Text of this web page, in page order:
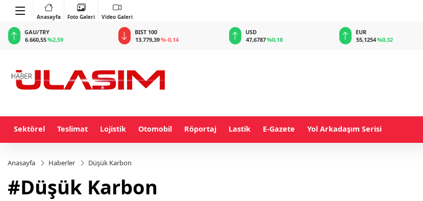
Anasayfa Foto Galeri Video Galeri
GAU/TRY
6.660,55%2,59
BIST 100
13.779,39%-0,14
USD
47,6787%0,18
EUR
55,1254%0,32
Sektörel Teslimat Lojistik Otomobil Röportaj Lastik E-Gazete Yol Arkadaşım Serisi
Anasayfa Haberler Düşük Karbon
#Düşük Karbon